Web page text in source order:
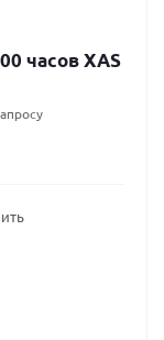
часов XAS